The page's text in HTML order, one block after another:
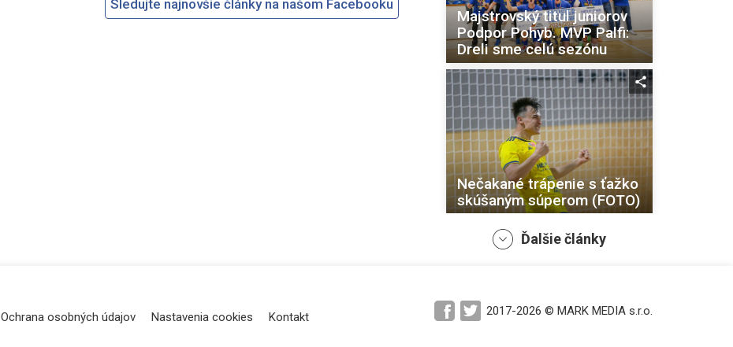
Sledujte najnovšie články na našom Facebooku
Majstrovský titul juniorov
Podpor Pohyb. MVP Palfi:
Dreli sme celú sezónu
Nečakané trápenie s ťažko
skúšaným súperom (FOTO)
Šesťbodový zápas
rozhodol oslávenec Matis,
Ďalšie články
Ochrana osobných údajov Nastavenia cookies
Kontakt
2017-2026 © MARK MEDIA s.r.o.